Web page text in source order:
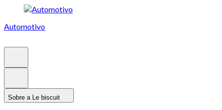
Automotivo
Sobre a Le biscuit